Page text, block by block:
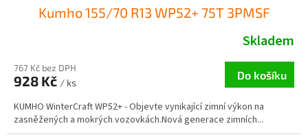
Kumho 155/70 R13 WP52+ 75T 3PMSF
Skladem
767 Kč bez DPH
928 Kč / ks
Do košíku
KUMHO WinterCraft WP52+ - Objevte vynikající zimní výkon na
zasněžených a mokrých vozovkách.Nová generace zimních...